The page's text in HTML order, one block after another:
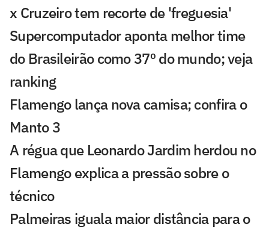
x Cruzeiro tem recorte de 'freguesia'
Supercomputador aponta melhor time
do Brasileirão como 37º do mundo; veja
ranking
Flamengo lança nova camisa; confira o
Manto 3
A régua que Leonardo Jardim herdou no
Flamengo explica a pressão sobre o
técnico
Palmeiras iguala maior distância para o